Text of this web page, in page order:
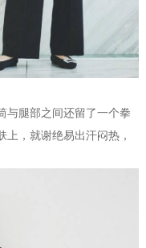
与腿部之间还留了一个拳
，就谢绝易出汗闷热，